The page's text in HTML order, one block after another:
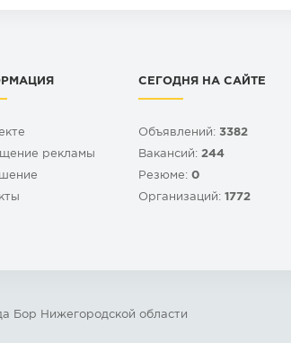
рекламы
СЕГОДНЯ НА САЙТЕ
Объявлений: 3382
Вакансий: 244
Резюме: 0
Организаций: 1772
Бор Нижегородской области